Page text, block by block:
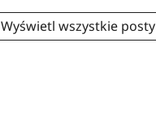
Wyświetl wszystkie posty